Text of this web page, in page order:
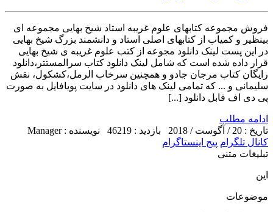
فروش مجموعه کتابهای علوم غریبه استاد شیخ بهایی مجموعه ای
بینظیر و کمیاب از کتابهای اصلی استاد و دانشمند بزرگ شیخ بهایی
در این پست لینک دانلود مجوعه از کتب علوم غریبه ی شیخ بهایی
قرار داده شده است که شامل لینک دانلود کتاب سرالمستتر،دانلود
رایگان کتاب مرجان جادو و همچنین سرخاب الرمل،کشکول، نقش
سلیمانی و ... که تمامی لینک های دانلود در سایت پویافایل به صورت
پی دی اف قابل دانلود [...]
ادامه مطلب
تاریخ : 20 / آگوست / 2018
بازدید : 46219
نویسنده : Manager
کانال تلگرام پیج اینستاگرام
تبلیغات متنی
این
موضوعات